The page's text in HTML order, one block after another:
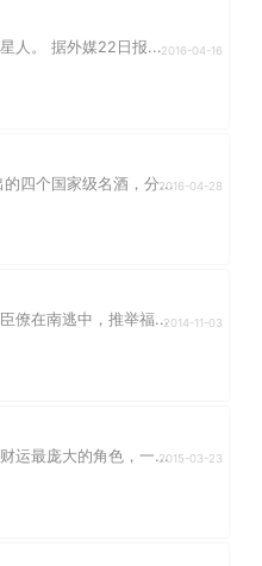
人。 据外媒22日报...2016-04-16
四个国家级名酒，分...2016-04-28
僚在南逃中，推举福...2014-11-03
运最庞大的角色，一...2015-03-23